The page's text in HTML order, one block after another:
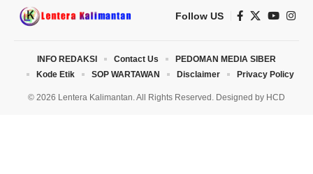
Follow US
© 2026 Lentera Kalimantan. All Rights Reserved. Designed by HCD
INFO REDAKSI Contact Us
PEDOMAN MEDIA SIBER
Kode Etik
SOP WARTAWAN Disclaimer Privacy Policy